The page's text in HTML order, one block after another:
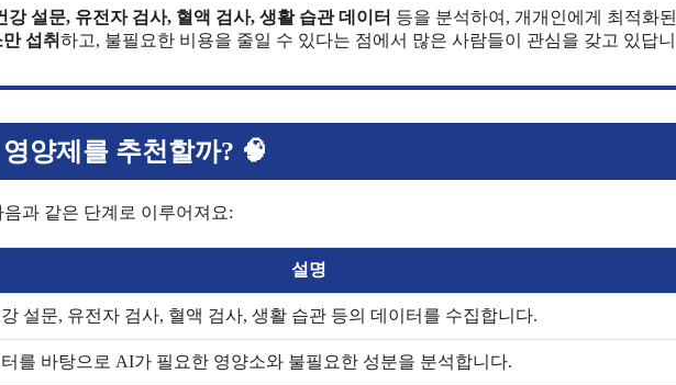
강 설문, 유전자 검사, 혈액 검사, 생활 습관 데이터 등을 분석하여, 개개인에게 최적화
섭취 하고, 불필요한 비용을 줄일 수 있다는 점에서 많은 사람들이 관심을 갖고 있답니
양제를 추천할까? 🧠
과 같은 단계로 이루어져요:
설명
설문, 유전자 검사, 혈액 검사, 생활 습관 등의 데이터를 수집합니다.
를 바탕으로 AI가 필요한 영양소와 불필요한 성분을 분석합니다.